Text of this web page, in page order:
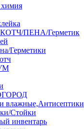
ПЕНА/Герметик
Герметики
влажные,Антисептики
Стойки
инвентарь